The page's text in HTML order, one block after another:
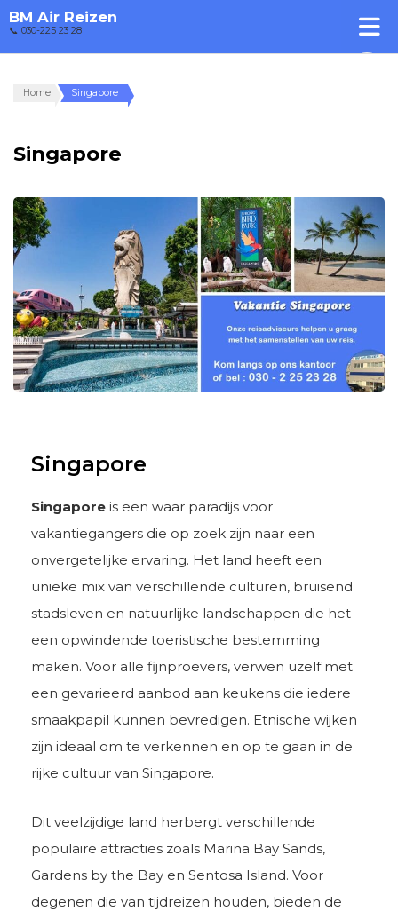
BM Air Reizen
📞 030-225 23 28
Home Singapore
Singapore
Singapore
Singapore is een waar paradijs voor
vakantiegangers die op zoek zijn naar een
onvergetelijke ervaring. Het land heeft een
unieke mix van verschillende culturen, bruisend
stadsleven en natuurlijke landschappen die het
een opwindende toeristische bestemming
maken. Voor alle fijnproevers, verwen uzelf met
een gevarieerd aanbod aan keukens die iedere
smaakpapil kunnen bevredigen. Etnische wijken
zijn ideaal om te verkennen en op te gaan in de
rijke cultuur van Singapore.
Dit veelzijdige land herbergt verschillende
populaire attracties zoals Marina Bay Sands,
Gardens by the Bay en Sentosa Island. Voor
degenen die van tijdreizen houden, bieden de